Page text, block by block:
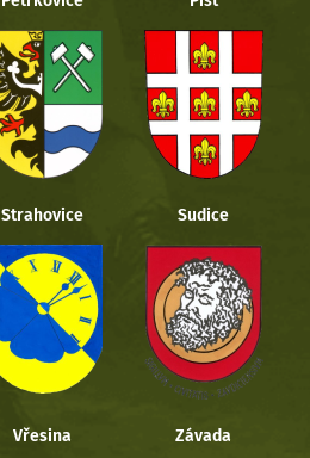
Strahovice Sudice
Vřesina Závada